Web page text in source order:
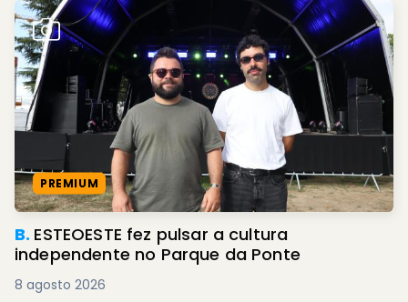
PREMIUM
B. ESTEOESTE fez pulsar a cultura
independente no Parque da Ponte
8 agosto 2026